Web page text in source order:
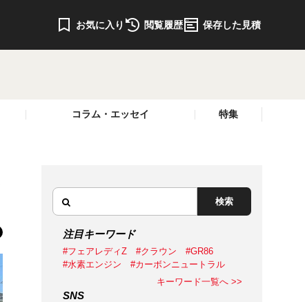
お気に入り 閲覧履歴 保存した見積
コラム・エッセイ 特集
検索
注目キーワード
#フェアレディZ #クラウン
#GR86
#水素エンジン
#カーボンニュートラル
キーワード一覧へ >>
SNS